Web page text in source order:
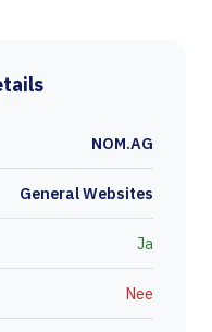
NOM.AG
General Websites
Ja
Nee